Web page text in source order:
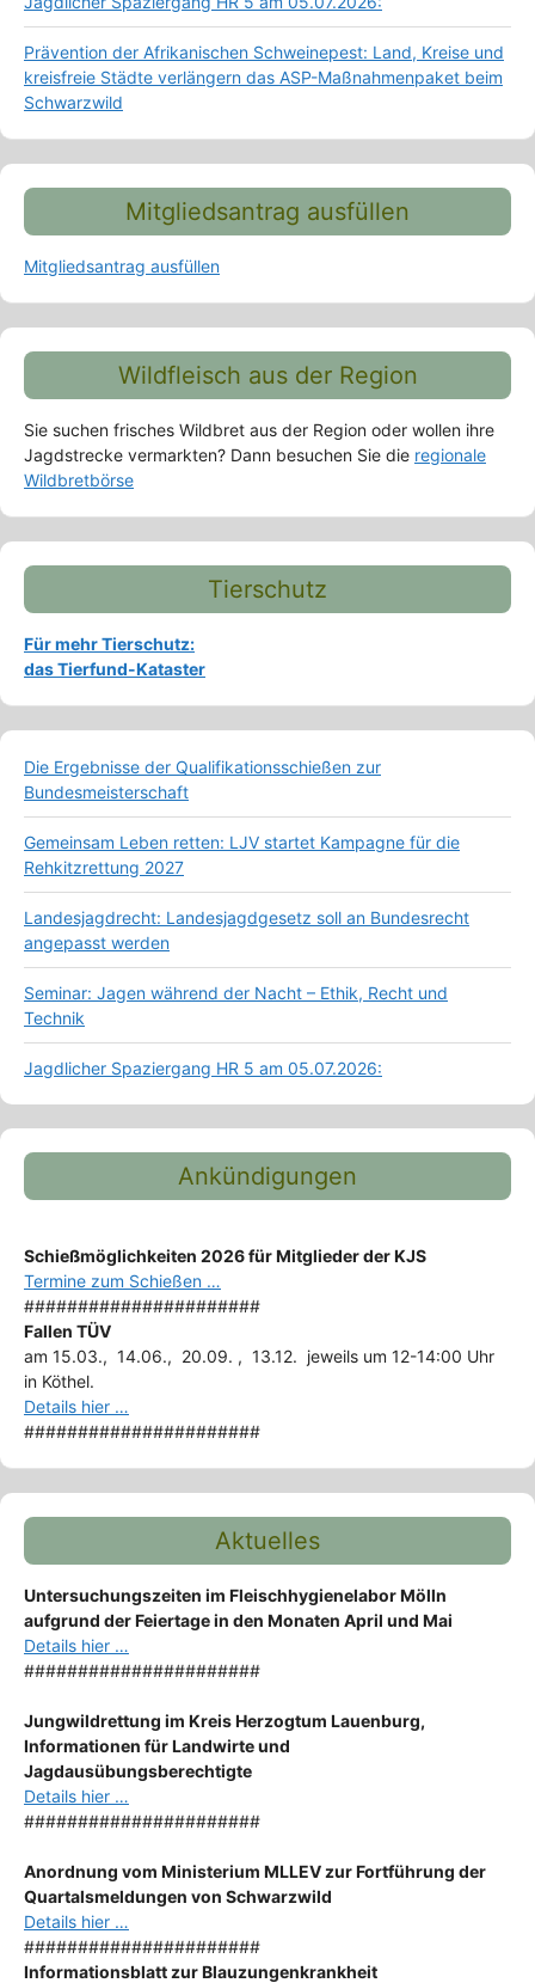
Prävention der Afrikanischen Schweinepest: Land, Kreise und
kreisfreie Städte verlängern das ASP-Maßnahmenpaket beim
Schwarzwild
Mitgliedsantrag ausfüllen
Mitgliedsantrag ausfüllen
Wildfleisch aus der Region
Sie suchen frisches Wildbret aus der Region oder wollen ihre
Jagdstrecke vermarkten? Dann besuchen Sie die regionale
Wildbretbörse
Tierschutz
Für mehr Tierschutz:
das Tierfund-Kataster
Die Ergebnisse der Qualifikationsschießen zur
Bundesmeisterschaft
Gemeinsam Leben retten: LJV startet Kampagne für die
Rehkitzrettung 2027
Landesjagdrecht: Landesjagdgesetz soll an Bundesrecht
angepasst werden
Seminar: Jagen während der Nacht – Ethik, Recht und
Technik
Jagdlicher Spaziergang HR 5 am 05.07.2026:
Ankündigungen
Schießmöglichkeiten 2026 für Mitglieder der KJS
Termine zum Schießen …
######################
Fallen TÜV
am 15.03., 14.06., 20.09. , 13.12. jeweils um 12-14:00 Uhr
in Köthel.
Details hier …
######################
Aktuelles
Untersuchungszeiten im Fleischhygienelabor Mölln
aufgrund der Feiertage in den Monaten April und Mai
Details hier …
######################
Jungwildrettung im Kreis Herzogtum Lauenburg,
Informationen für Landwirte und
Jagdausübungsberechtigte
Details hier …
######################
Anordnung vom Ministerium MLLEV zur Fortführung der
Quartalsmeldungen von Schwarzwild
Details hier …
######################
Informationsblatt zur Blauzungenkrankheit